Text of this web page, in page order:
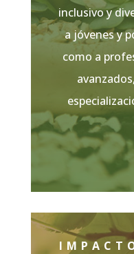
inclusivo y
a jóvenes y
como a